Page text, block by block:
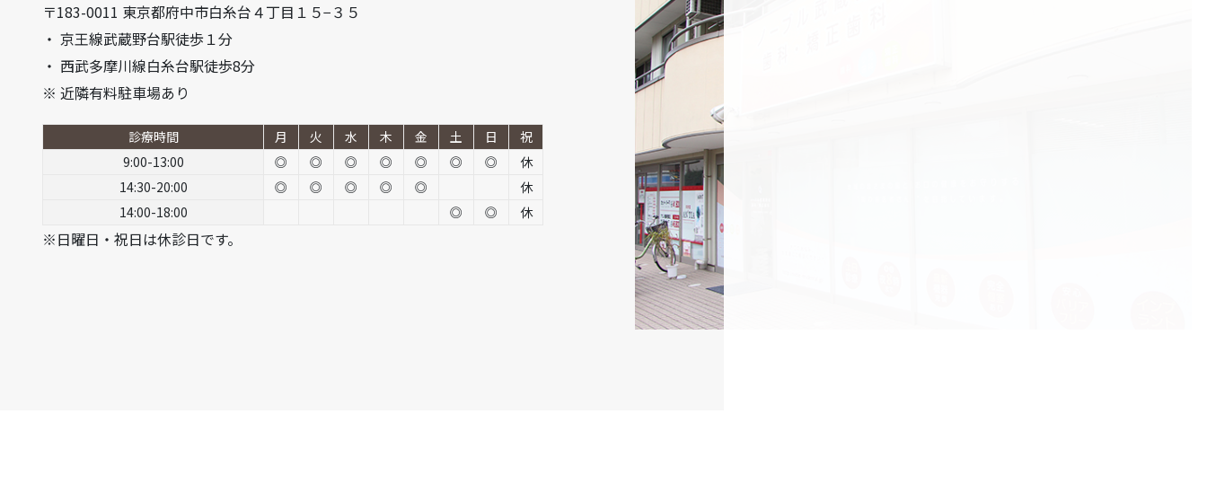
〒183-0011 東京都府中市白糸台４丁目１５−３５
・ 京王線武蔵野台駅徒歩１分
・ 西武多摩川線白糸台駅徒歩8分
※ 近隣有料駐車場あり
診療時間 月 火 水 木 金 土 日
祝
9:00-13:00
◎ ◎ ◎ ◎ ◎ ◎ ◎
休
14:30-20:00
◎ ◎ ◎ ◎ ◎
休
14:00-18:00
◎ ◎ 休
※日曜日・祝日は休診日です。